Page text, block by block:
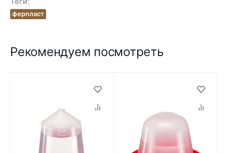
ферпласт
Рекомендуем посмотреть